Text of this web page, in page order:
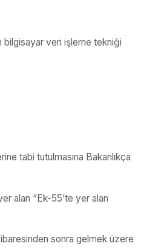
bilgisayar veri işleme tekniği
tabi tutulmasına Bakanlıkça
alan “Ek-55’te yer alan
ibaresinden sonra gelmek üzere